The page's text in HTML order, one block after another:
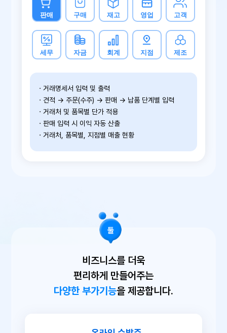
판매 구매 재고 영업 고객
세무 자금 회계 지점 제조
· 거래명세서 입력 및 출력
· 견적 → 주문(수주) → 판매 → 납품 단계별 입력
· 거래처 및 품목별 단가 적용
· 판매 입력 시 이익 자동 산출
· 거래처, 품목별, 지점별 매출 현황
비즈니스를 더욱
편리하게 만들어주는
다양한 부가기능을 제공합니다.